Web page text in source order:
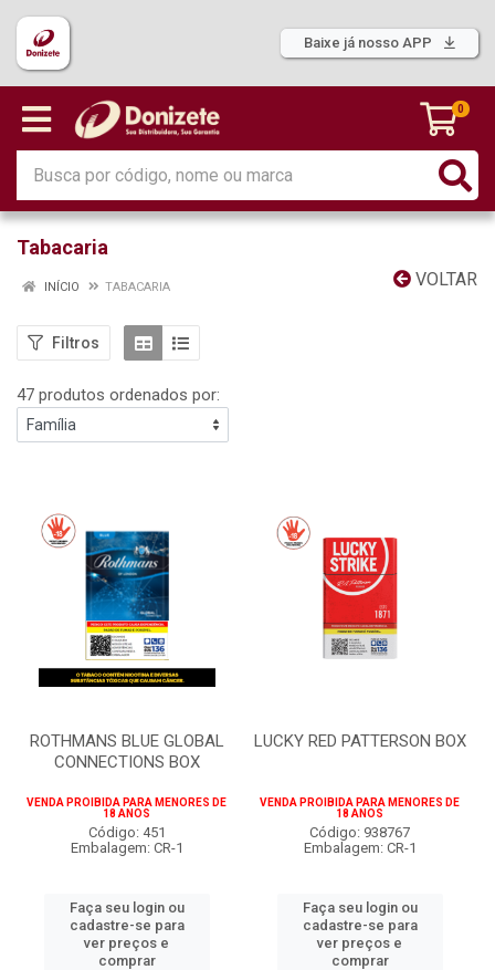
Baixe já nosso APP
0
Tabacaria
VOLTAR
INÍCIO TABACARIA
Filtros
47 produtos ordenados por:
ROTHMANS BLUE GLOBAL
CONNECTIONS BOX
VENDA PROIBIDA PARA MENORES DE
18 ANOS
Código: 451
Embalagem: CR-1
Faça seu login ou
cadastre-se para
ver preços e
comprar
LUCKY RED PATTERSON BOX
VENDA PROIBIDA PARA MENORES DE
18 ANOS
Código: 938767
Embalagem: CR-1
Faça seu login ou
cadastre-se para
ver preços e
comprar